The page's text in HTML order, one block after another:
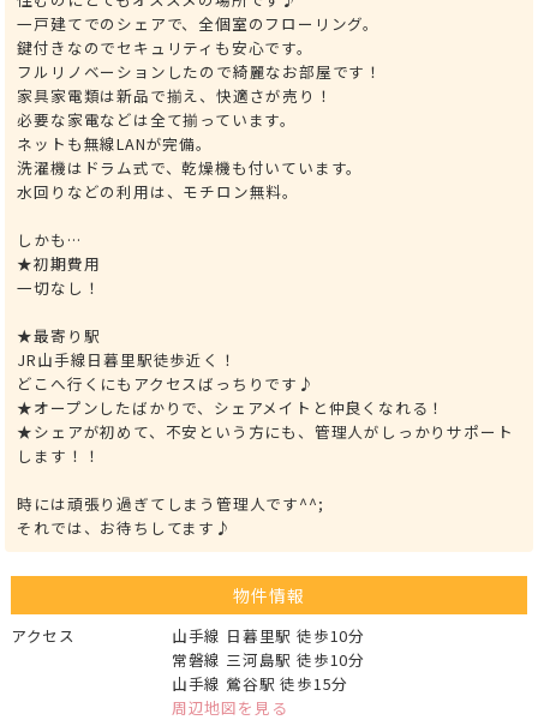
一戸建てでのシェアで、全個室のフローリング。
鍵付きなのでセキュリティも安心です。
フルリノベーションしたので綺麗なお部屋です！
家具家電類は新品で揃え、快適さが売り！
必要な家電などは全て揃っています。
ネットも無線LANが完備。
洗濯機はドラム式で、乾燥機も付いています。
水回りなどの利用は、モチロン無料。
しかも…
★初期費用
一切なし！
★最寄り駅
JR山手線日暮里駅徒歩近く！
どこへ行くにもアクセスばっちりです♪
★オープンしたばかりで、シェアメイトと仲良くなれる！
★シェアが初めて、不安という方にも、管理人がしっかりサポート
します！！
時には頑張り過ぎてしまう管理人です^^;
それでは、お待ちしてます♪
物件情報
アクセス
山手線 日暮里駅 徒歩10分
常磐線 三河島駅 徒歩10分
山手線 鶯谷駅 徒歩15分
周辺地図を見る